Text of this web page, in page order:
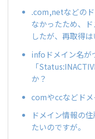
.com,netなどの
なかったため、
したが、再取得
infoドメイン名が
「
か？
comやccなどド
ドメイン情報の
たいのですが。